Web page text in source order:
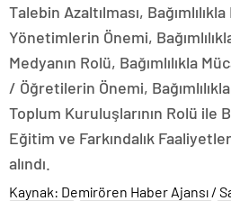
Talebin Azaltılması,
Yönetimlerin Önemi,
Medyanın Rolü, Bağımlılıkla
/ Öğretilerin Önemi,
Toplum Kuruluşlarının Rolü ile
Eğitim ve Farkındalık
alındı.
Kaynak: Demirören Haber Ajansı /